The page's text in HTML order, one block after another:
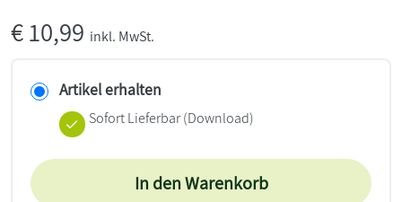
€10,99 inkl. MwSt.
Artikel erhalten
Sofort Lieferbar (Download)
In den Warenkorb